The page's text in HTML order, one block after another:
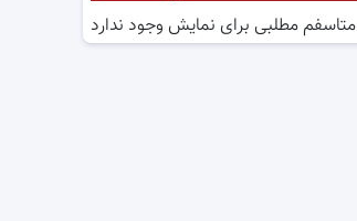
متاسفم مطلبی برای نمایش وجود ندارد